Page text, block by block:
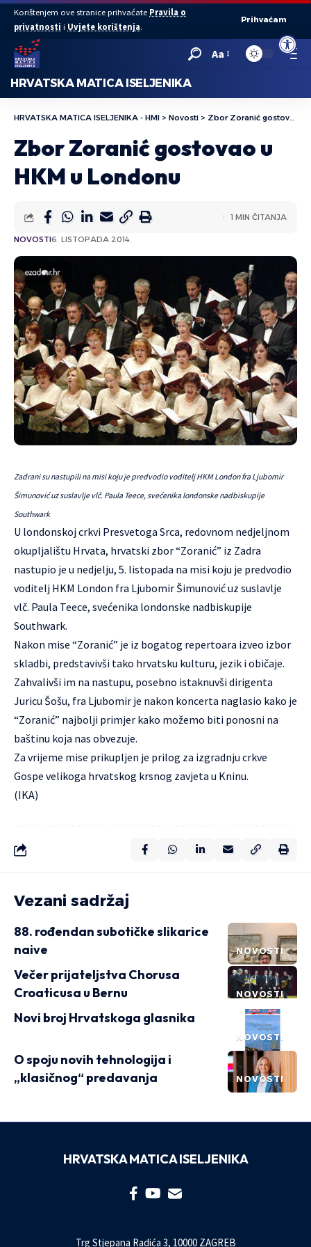
Open
Korištenjem ove stranice prihvaćate Pravila o
privatnosti i Uvjete korištenja.
Prihvaćam
Aa
HRVATSKA MATICA ISELJENIKA
HRVATSKA MATICA ISELJENIKA - HMI > Novosti > Zbor Zoranić gostovao u HKM u Londonu
Zbor Zoranić gostovao u
HKM u Londonu
NOVOSTI6. LISTOPADA 2014.
1 MIN ČITANJA
Zadrani su nastupili na misi koju je predvodio voditelj HKM London fra Ljubomir
Šimunović uz suslavlje vlč. Paula Teece, svećenika londonske nadbiskupije
Southwark
U londonskoj crkvi Presvetoga Srca, redovnom nedjeljnom
okupljalištu Hrvata, hrvatski zbor “Zoranić” iz Zadra
nastupio je u nedjelju, 5. listopada na misi koju je predvodio
voditelj HKM London fra Ljubomir Šimunović uz suslavlje
vlč. Paula Teece, svećenika londonske nadbiskupije
Southwark.
Nakon mise “Zoranić” je iz bogatog repertoara izveo izbor
skladbi, predstavivši tako hrvatsku kulturu, jezik i običaje.
Zahvalivši im na nastupu, posebno istaknuvši dirigenta
Juricu Šošu, fra Ljubomir je nakon koncerta naglasio kako je
“Zoranić” najbolji primjer kako možemo biti ponosni na
baštinu koja nas obvezuje.
Za vrijeme mise prikupljen je prilog za izgradnju crkve
Gospe velikoga hrvatskog krsnog zavjeta u Kninu.
(IKA)
Vezani sadržaj
NOVOSTI
88. rođendan subotičke slikarice
naive
NOVOSTI
Večer prijateljstva Chorusa
Croaticusa u Bernu
NOVOSTI
Novi broj Hrvatskoga glasnika
NOVOSTI
O spoju novih tehnologija i
„klasičnog“ predavanja
HRVATSKA MATICA ISELJENIKA
Trg Stjepana Radića 3, 10000 ZAGREB